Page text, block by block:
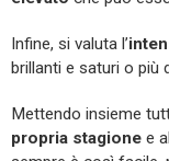
Infine, si valuta l’
brillanti e saturi o più
Mettendo insieme
propria stagione e